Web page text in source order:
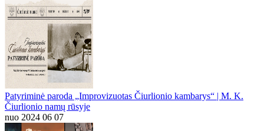
Patyriminė paroda „Improvizuotas Čiurlionio kambarys“ | M. K.
Čiurlionio namų rūsyje
nuo 2024 06 07